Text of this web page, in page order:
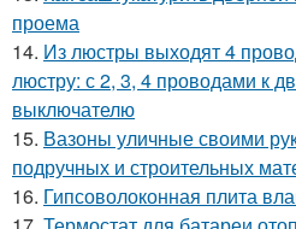
проема
14. Из люстры выходят 4
люстру: с 2, 3, 4 проводами к
выключателю
15. Вазоны уличные своими
подручных и строительных
16. Гипсоволоконная плита